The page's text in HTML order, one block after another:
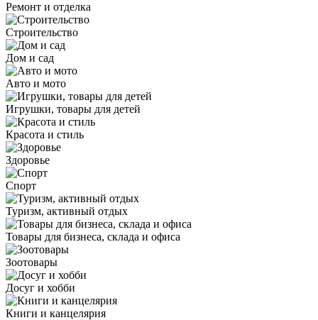
Ремонт и отделка
Строительство
Дом и сад
Авто и мото
Игрушки, товары для детей
Красота и стиль
Здоровье
Спорт
Туризм, активный отдых
Товары для бизнеса, склада и офиса
Зоотовары
Досуг и хобби
Книги и канцелярия